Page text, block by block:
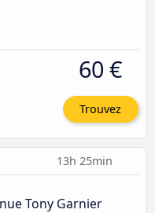
60 €
Trouvez
13h 25min
Tony Garnier